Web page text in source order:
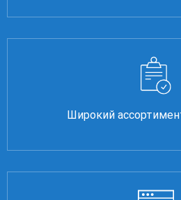
Широкий